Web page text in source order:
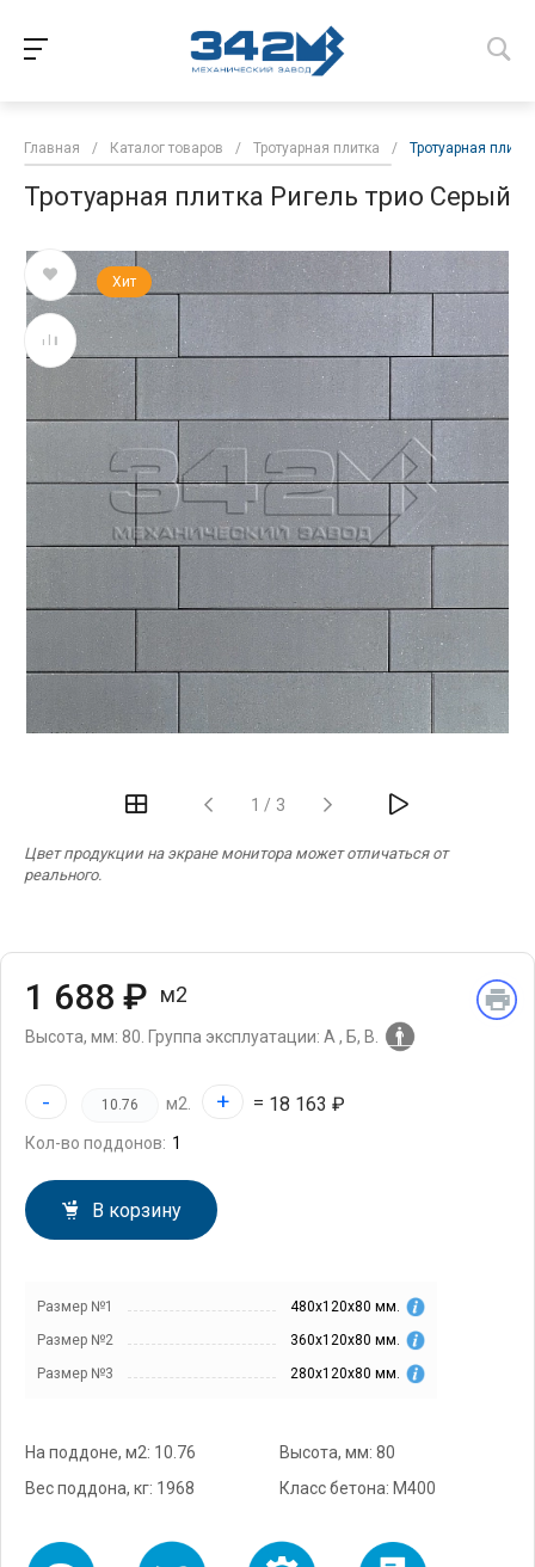
Главная / Каталог товаров / Тротуарная плитка / Тротуарная
Тротуарная плитка Ригель трио Серый
Хит
1 / 3
Цвет продукции на экране монитора может отличаться от
реального.
1 688 ₽ м2
Высота, мм: 80. Группа эксплуатации: А , Б, В.
- м2. + = 18 163 ₽
Кол-во поддонов:
В корзину
Размер №1
480х120х80 мм.
Размер №2
360х120х80 мм.
Размер №3
280х120х80 мм.
На поддоне, м2: 10.76
Высота, мм: 80
Вес поддона, кг: 1968
Класс бетона: М400